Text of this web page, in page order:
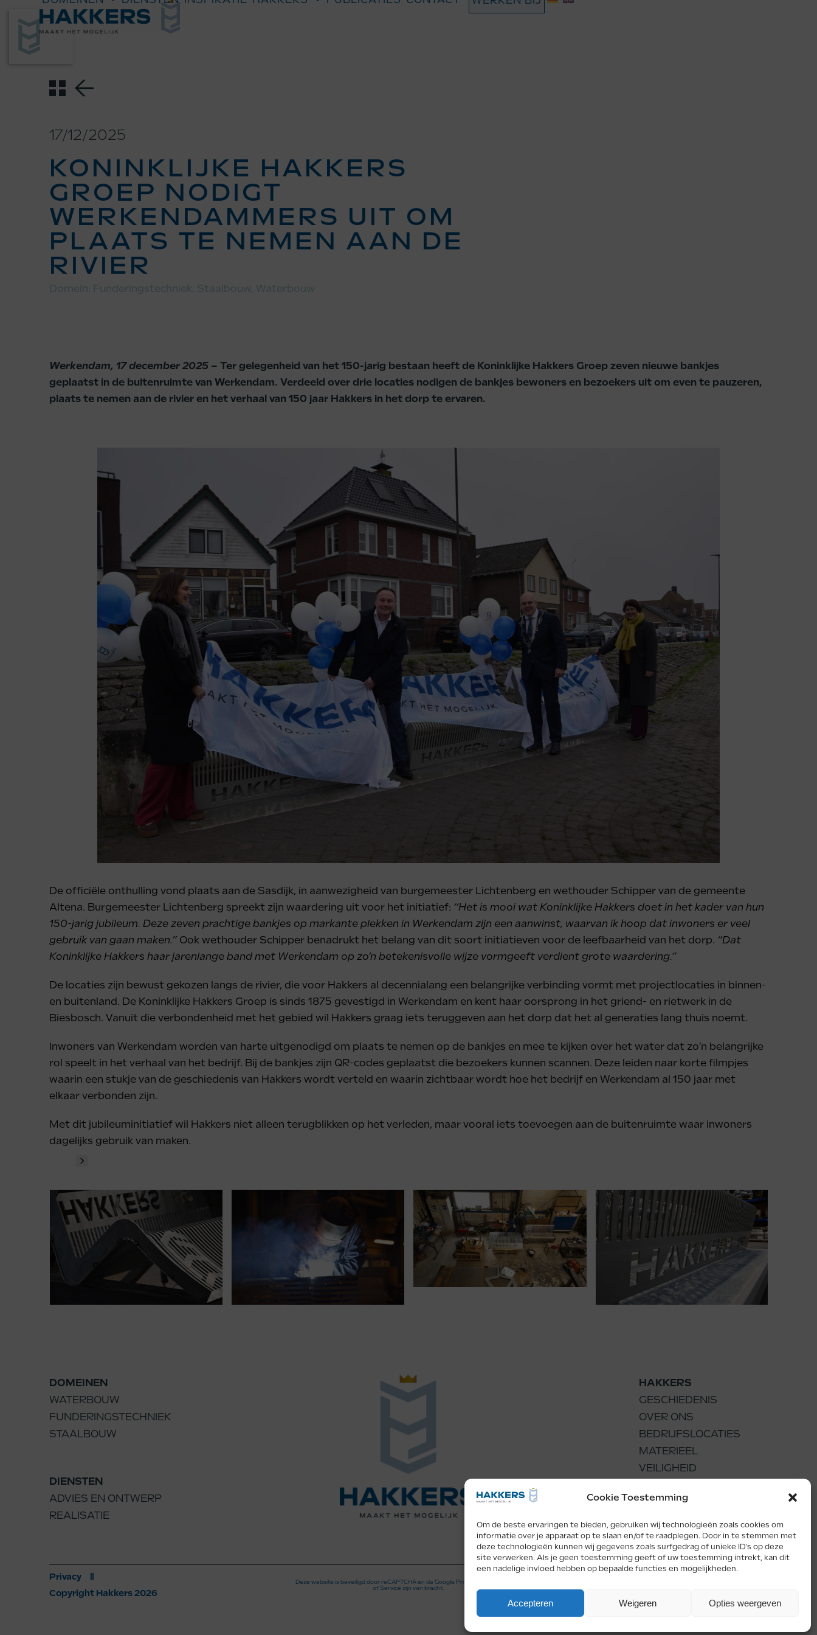
Cookie Toestemming
Om de beste ervaringen te bieden, gebruiken wij technologieën zoals cookies om
informatie over je apparaat op te slaan en/of te raadplegen. Door in te stemmen met
deze technologieën kunnen wij gegevens zoals surfgedrag of unieke ID's op deze
site verwerken. Als je geen toestemming geeft of uw toestemming intrekt, kan dit
een nadelige invloed hebben op bepaalde functies en mogelijkheden.
Accepteren Weigeren Opties weergeven
to
content
17/12/2025
KONINKLIJKE HAKKERS
GROEP NODIGT
WERKENDAMMERS UIT OM
PLAATS TE NEMEN AAN DE
RIVIER
Domein: Funderingstechniek Staalbouw, Waterbouw
Werkendam, 17 december 2025 – Ter gelegenheid van het 150-jarig bestaan heeft de Koninklijke Hakkers Groep zeven nieuwe bankjes
geplaatst in de buitenruimte van Werkendam. Verdeeld over drie locaties nodigen de bankjes bewoners en bezoekers uit om even te pauzeren,
plaats te nemen aan de rivier en het verhaal van 150 jaar Hakkers in het dorp te ervaren.
De officiële onthulling vond plaats aan de Sasdijk, in aanwezigheid van burgemeester Lichtenberg en wethouder Schipper van de gemeente
Altena. Burgemeester Lichtenberg spreekt zijn waardering uit voor het initiatief: “Het is mooi wat Koninklijke Hakkers doet in het kader van hun
150-jarig jubileum. Deze zeven prachtige bankjes op markante plekken in Werkendam zijn een aanwinst, waarvan ik hoop dat inwoners er veel
gebruik van gaan maken.” Ook wethouder Schipper benadrukt het belang van dit soort initiatieven voor de leefbaarheid van het dorp. “Dat
Koninklijke Hakkers haar jarenlange band met Werkendam op zo’n betekenisvolle wijze vormgeeft verdient grote waardering.”
De locaties zijn bewust gekozen langs de rivier, die voor Hakkers al decennialang een belangrijke verbinding vormt met projectlocaties in binnen-
en buitenland. De Koninklijke Hakkers Groep is sinds 1875 gevestigd in Werkendam en kent haar oorsprong in het griend- en rietwerk in de
Biesbosch. Vanuit die verbondenheid met het gebied wil Hakkers graag iets teruggeven aan het dorp dat het al generaties lang thuis noemt.
Inwoners van Werkendam worden van harte uitgenodigd om plaats te nemen op de bankjes en mee te kijken over het water dat zo’n belangrijke
rol speelt in het verhaal van het bedrijf. Bij de bankjes zijn QR-codes geplaatst die bezoekers kunnen scannen. Deze leiden naar korte filmpjes
waarin een stukje van de geschiedenis van Hakkers wordt verteld en waarin zichtbaar wordt hoe het bedrijf en Werkendam al 150 jaar met
elkaar verbonden zijn.
Met dit jubileuminitiatief wil Hakkers niet alleen terugblikken op het verleden, maar vooral iets toevoegen aan de buitenruimte waar inwoners
dagelijks gebruik van maken.
Use
the
left
and
right
arrow
navigation
buttons
to
the
first
slide
DOMEINEN
WATERBOUW
FUNDERINGSTECHNIEK
STAALBOUW
DIENSTEN
ADVIES EN ONTWERP
REALISATIE
HAKKERS
GESCHIEDENIS
OVER ONS
BEDRIJFSLOCATIES
MATERIEEL
VEILIGHEID
ACADEMY
WERKEN BIJ
Privacy
Copyright Hakkers 2026
Deze website is beveiligd door reCAPTCHA en de Google Privacy Policy
of Service zijn van kracht.
Facebook
LinkedIn